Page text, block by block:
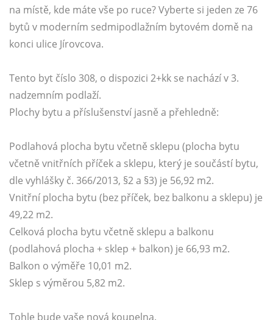
na místě, kde máte vše po ruce? Vyberte si jeden ze 76
bytů v moderním sedmipodlažním bytovém domě na
konci ulice Jírovcova.
Tento byt číslo 308, o dispozici 2+kk se nachází v 3.
nadzemním podlaží.
Plochy bytu a příslušenství jasně a přehledně:
Podlahová plocha bytu včetně sklepu (plocha bytu
včetně vnitřních příček a sklepu, který je součástí bytu,
dle vyhlášky č. 366/2013, §2 a §3) je 56,92 m2.
Vnitřní plocha bytu (bez příček, bez balkonu a sklepu) je
49,22 m2.
Celková plocha bytu včetně sklepu a balkonu
(podlahová plocha + sklep + balkon) je 66,93 m2.
Balkon o výměře 10,01 m2.
Sklep s výměrou 5,82 m2.
Tohle bude vaše nová koupelna.